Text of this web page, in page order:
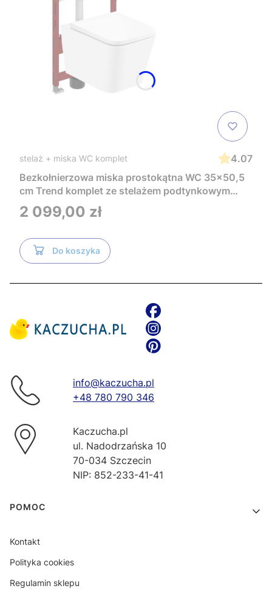
stelaż + miska WC komplet
4.07
Bezkołnierzowa miska prostokątna WC 35x50,5
cm Trend komplet ze stelażem podtynkowym
Tece i czarnym przyciskiem TeceNow
TR2216+Tece
Cena
2 099,00 zł
Do koszyka
info@kaczucha.pl
+48 780 790 346
Kaczucha.pl
ul. Nadodrzańska 10
70-034 Szczecin
NIP: 852-233-41-41
Linki w stopce
POMOC
Kontakt
Polityka cookies
Regulamin sklepu